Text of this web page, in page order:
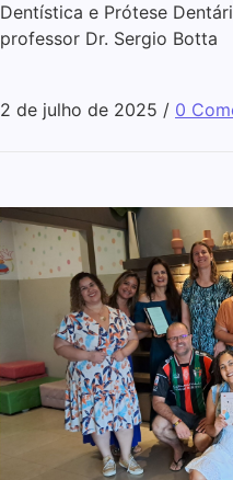
Dentística e Prótese
professor Dr. Sergio Botta
2 de julho de 2025 / 0